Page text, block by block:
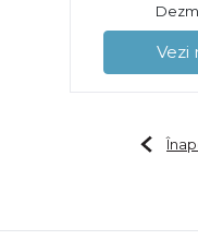
Vezi